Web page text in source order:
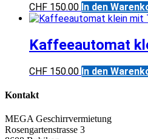
CHF 150.00 In den
Kaffeeautomat
CHF 150.00 In den
Kontakt
MEGA Geschirrvermietung
Rosengartenstrasse 3